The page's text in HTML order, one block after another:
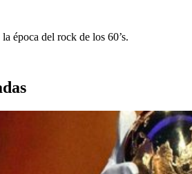
época del rock de los 60’s.